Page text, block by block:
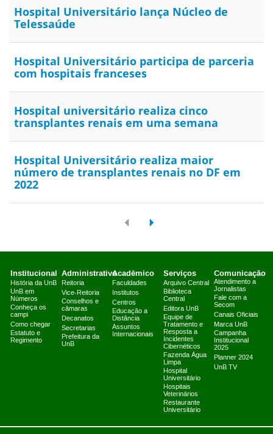
Hospital Universitário lança Núcleo de
Telessaúde
Hospital Universitário participa de parceria
com hospitais franceses
Hospital universitário realiza cinco
transplantes renais em uma semana
Hospital Universitário realiza maior
número de transplantes renais no DF em
2022
Institucional
História da UnB
UnB em
Números
Conheça os
campi
Como chegar
Estatuto e
Regimento
Administrativo
Reitoria
Vice-Reitoria
Conselhos e
câmaras
Decanatos
Secretarias
Prefeitura da
UnB
Acadêmico
Faculdades
Institutos
Centros
Educação a
Distância
Assuntos
Internacionais
Serviços
Arquivo Central
Biblioteca
Central
Editora UnB
Equipe de
Tratamento e
Resposta a
Incidentes
Cibernéticos
Fazenda Água
Limpa
Hospital
Universitário
Hospitais
Veterinários
Restaurante
Universitário
Comunicação
Atendimento a
Jornalistas
Fale com a
Secom
Canais Oficiais
Marca UnB
Campanha
Institucional
2025
Planner 2024
UnB TV